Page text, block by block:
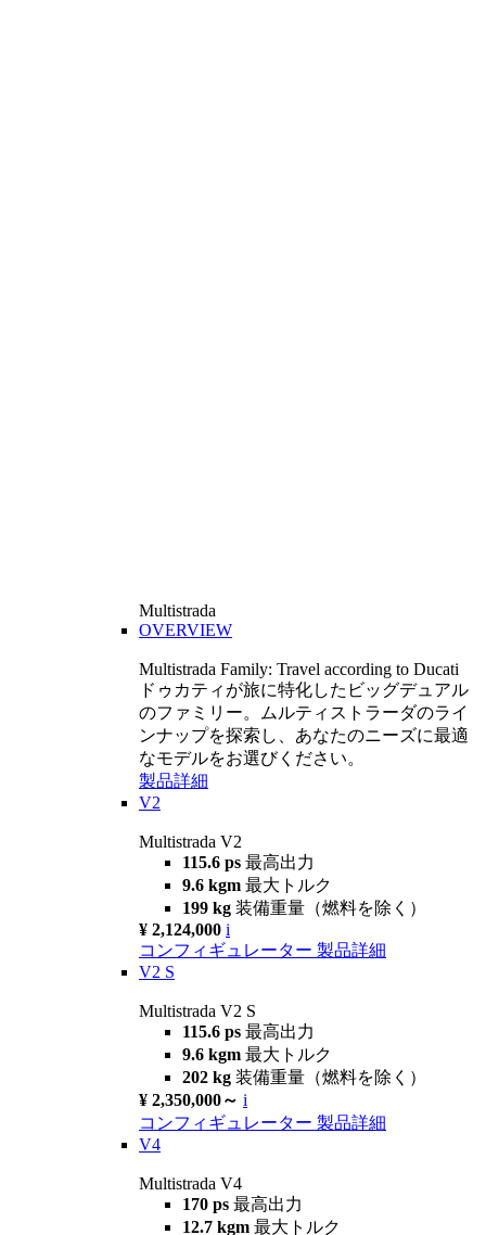
Multistrada
OVERVIEW
Multistrada Family: Travel according to Ducati
ドゥカティが旅に特化したビッグデュアル
のファミリー。ムルティストラーダのライ
ンナップを探索し、あなたのニーズに最適
なモデルをお選びください。
製品詳細
V2
Multistrada V2
115.6 ps 最高出力
9.6 kgm 最大トルク
199 kg 装備重量（燃料を除く）
¥ 2,124,000 i
コンフィギュレーター 製品詳細
V2 S
Multistrada V2 S
115.6 ps 最高出力
9.6 kgm 最大トルク
202 kg 装備重量（燃料を除く）
¥ 2,350,000～ i
コンフィギュレーター 製品詳細
V4
Multistrada V4
170 ps 最高出力
12.7 kgm 最大トルク